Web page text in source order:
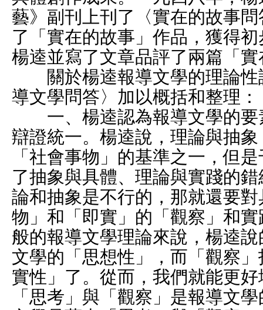
藝》副刊上刊了〈實在的故事
了「實在的故事」作品，獲得
楊逵並寫了文章品評了兩篇「
關於楊逵報導文學的理論性
導文學問答〉加以概括和整理：
一、楊逵認為報導文學的要
辯證統一。楊逵說，理論與抽
「社會事物」的基準之一，但
了抽象與具體、理論與實踐的
論和抽象是不行的，那就還要
物」和「即實」的「觀察」和
般的報導文學理論來說，楊逵
文學的「思想性」，而「觀察
實性」了。從而，我們就能更
「思考」與「觀察」是報導文